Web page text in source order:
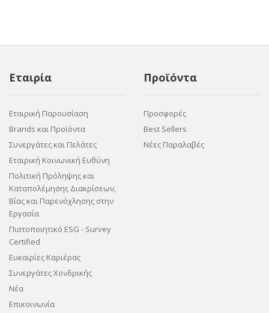
Εταιρία
Εταιρική Παρουσίαση
Brands και Προϊόντα
Συνεργάτες και Πελάτες
Εταιρική Κοινωνική Ευθύνη
Πολιτική Πρόληψης και
Καταπολέμησης Διακρίσεων,
Βίας και Παρενόχλησης στην
Εργασία
Πιστοποιητικό ESG - Survey
Certified
Ευκαιρίες Καριέρας
Συνεργάτες Χονδρικής
Νέα
Επικοινωνία
Προϊόντα
Προσφορές
Best Sellers
Νέες Παραλαβές